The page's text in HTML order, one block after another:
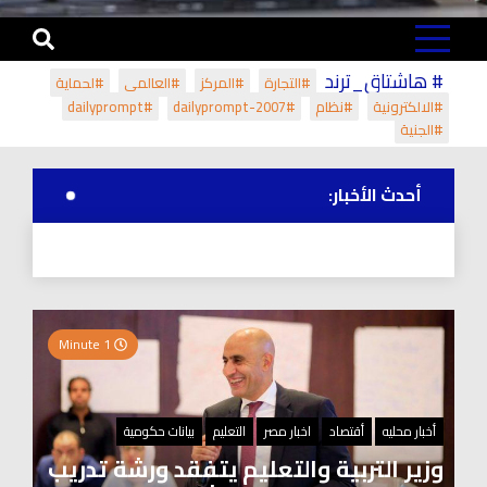
# هاشتاق_ترند #التجارة #المركز #العالمي
#لحماية
#الالكترونية
#نظام #dailyprompt-2007
#dailyprompt
#الجنية
أحدث الأخبار:
أخبار محليه أقتصاد اخبار مصر التعليم بيانات حكومية
وزير التربية والتعليم يتفقد ورشة تدريب